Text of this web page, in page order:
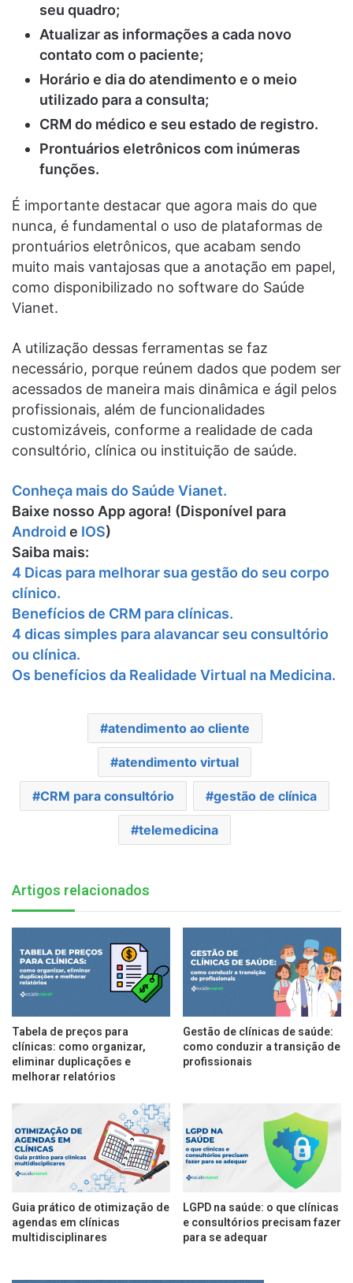
seu quadro;
Atualizar as informações a cada novo
contato com o paciente;
Horário e dia do atendimento e o meio
utilizado para a consulta;
CRM do médico e seu estado de registro.
Prontuários eletrônicos com inúmeras
funções.
É importante destacar que agora mais do que
nunca, é fundamental o uso de plataformas de
prontuários eletrônicos, que acabam sendo
muito mais vantajosas que a anotação em papel,
como disponibilizado no software do Saúde
Vianet.
A utilização dessas ferramentas se faz
necessário, porque reúnem dados que podem ser
acessados de maneira mais dinâmica e ágil pelos
profissionais, além de funcionalidades
customizáveis, conforme a realidade de cada
consultório, clínica ou instituição de saúde.
Conheça mais do Saúde Vianet.
Baixe nosso App agora! (Disponível para
Android e IOS)
Saiba mais:
4 Dicas para melhorar sua gestão do seu corpo
clínico.
Benefícios de CRM para clínicas.
4 dicas simples para alavancar seu consultório
ou clínica.
Os benefícios da Realidade Virtual na Medicina.
atendimento ao cliente
atendimento virtual
CRM para consultório gestão de clínica
telemedicina
Artigos relacionados
Tabela de preços para
clínicas: como organizar,
eliminar duplicações e
melhorar relatórios
Gestão de clínicas de saúde:
como conduzir a transição de
profissionais
Guia prático de otimização de
agendas em clínicas
multidisciplinares
LGPD na saúde: o que clínicas
e consultórios precisam fazer
para se adequar